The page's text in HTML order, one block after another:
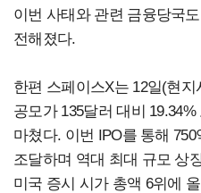
이번 사태와 관련 금융당국
전해졌다.
한편 스페이스X는 12일(현
공모가 135달러 대비
마쳤다. 이번 IPO를 통해
조달하며 역대 최대 규모 상
미국 증시 시가 총액 6위에